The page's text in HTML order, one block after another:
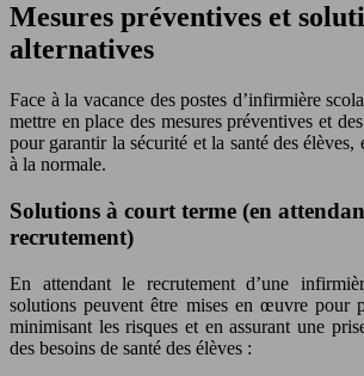
Mesures préventives et
alternatives
Face à la vacance des postes d’infirmière
mettre en place des mesures préventives et
pour garantir la sécurité et la santé des élèves,
à la normale.
Solutions à court terme (en
recrutement)
En attendant le recrutement d’une
solutions peuvent être mises en œuvre pour
minimisant les risques et en assurant une
des besoins de santé des élèves :